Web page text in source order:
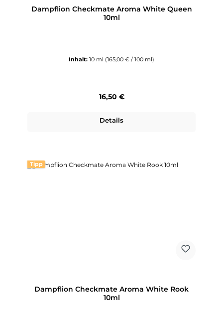
Dampflion Checkmate Aroma White Queen
10ml
Inhalt: 10 ml (165,00 € / 100 ml)
Regulärer Preis:
16,50 €
Details
Tipp
Dampflion Checkmate Aroma White Rook
10ml